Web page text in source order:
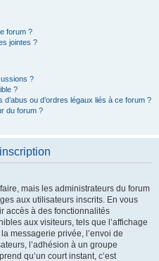
forum ?
jointes ?
?
?
ou d’ordres légaux liés à ce forum ?
du forum ?
mais les administrateurs du forum
aux utilisateurs inscrits. En vous
accès à des fonctionnalités
aux visiteurs, tels que l’affichage
messagerie privée, l’envoi de
l’adhésion à un groupe
qu’un court instant, c’est